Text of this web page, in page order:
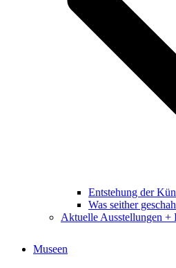
Entstehung der
Was seither geschah
Aktuelle Ausstellungen +
Museen